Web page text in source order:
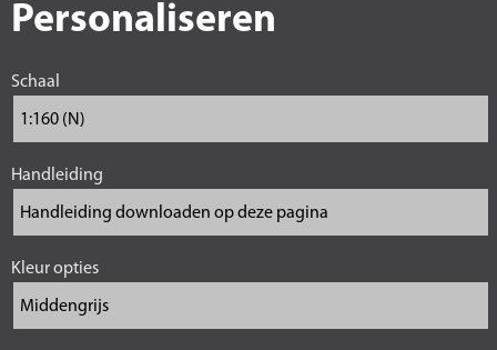
Personaliseren
Schaal
Handleiding
Kleur opties